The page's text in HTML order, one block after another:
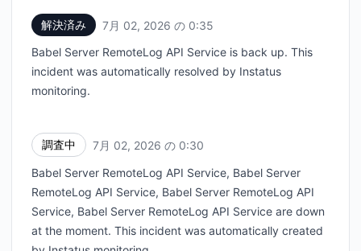
解決済み 7月 02, 2026 の 0:35
Babel Server RemoteLog API Service is back up. This
incident was automatically resolved by Instatus
monitoring.
調査中 7月 02, 2026 の 0:30
Babel Server RemoteLog API Service, Babel Server
RemoteLog API Service, Babel Server RemoteLog API
Service, Babel Server RemoteLog API Service are down
at the moment. This incident was automatically created